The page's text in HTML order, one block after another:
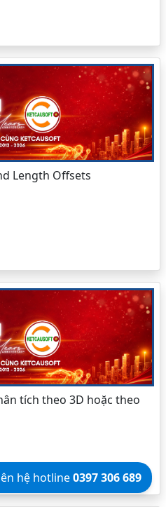
Length Offsets
tích theo 3D hoặc theo
hệ hotline0397 306 689